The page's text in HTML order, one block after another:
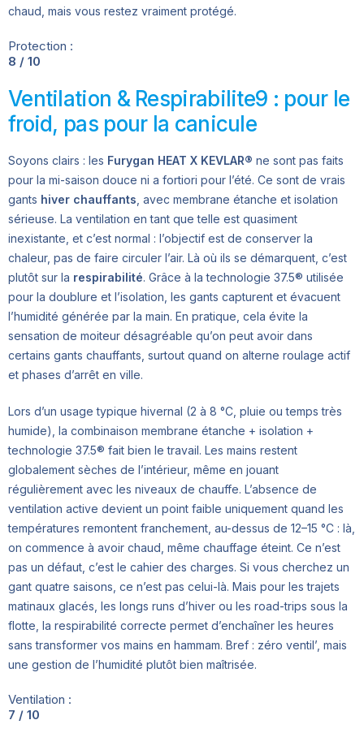
chaud, mais vous restez vraiment protégé.
Protection :
8 / 10
Ventilation & Respirabilite9 : pour le
froid, pas pour la canicule
Soyons clairs : les Furygan HEAT X KEVLAR® ne sont pas faits
pour la mi-saison douce ni a fortiori pour l’été. Ce sont de vrais
gants hiver chauffants , avec membrane étanche et isolation
sérieuse. La ventilation en tant que telle est quasiment
inexistante, et c’est normal : l’objectif est de conserver la
chaleur, pas de faire circuler l’air. Là où ils se démarquent, c’est
plutôt sur la respirabilité. Grâce à la technologie 37.5® utilisée
pour la doublure et l’isolation, les gants capturent et évacuent
l’humidité générée par la main. En pratique, cela évite la
sensation de moiteur désagréable qu’on peut avoir dans
certains gants chauffants, surtout quand on alterne roulage actif
et phases d’arrêt en ville.
Lors d’un usage typique hivernal (2 à 8 °C, pluie ou temps très
humide), la combinaison membrane étanche + isolation +
technologie 37.5® fait bien le travail. Les mains restent
globalement sèches de l’intérieur, même en jouant
régulièrement avec les niveaux de chauffe. L’absence de
ventilation active devient un point faible uniquement quand les
températures remontent franchement, au-dessus de 12–15 °C : là,
on commence à avoir chaud, même chauffage éteint. Ce n’est
pas un défaut, c’est le cahier des charges. Si vous cherchez un
gant quatre saisons, ce n’est pas celui-là. Mais pour les trajets
matinaux glacés, les longs runs d’hiver ou les road-trips sous la
flotte, la respirabilité correcte permet d’enchaîner les heures
sans transformer vos mains en hammam. Bref : zéro ventil’, mais
une gestion de l’humidité plutôt bien maîtrisée.
Ventilation :
7 / 10